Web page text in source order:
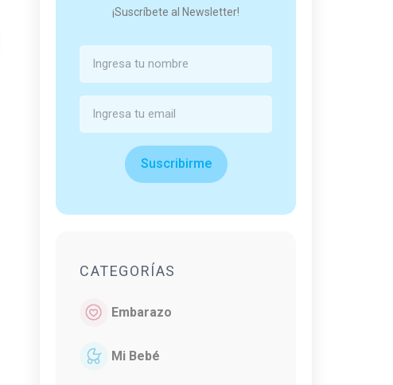
¡Suscríbete al Newsletter!
Suscribirme
CATEGORÍAS
Embarazo
Mi Bebé